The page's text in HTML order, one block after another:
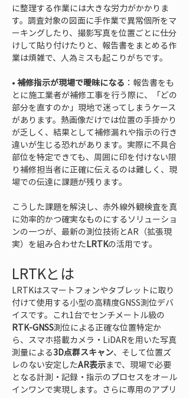
に整理する作業には大きな労力がかかりま
す。調査対象の図面に手作業で異常個所をマ
ーキングしたり、撮影写真を位置ごとに仕分
けして貼り付けたりと、報告書をまとめる作
• 補修指示が現場で曖昧になる ：報告書をも
とに施工業者が補修工事を行う際に、「どの
部分を直すのか」現地で迷ってしまうケース
があります。熱画像だけでは位置の手掛かり
が乏しく、結果として補修漏れや指示の行き
違いが生じる恐れがあります。実際に不具合
部位を特定できても、周囲に印を付けない限
り補修担当者に正確に伝えるのは難しく、現
場での伝達に課題が残ります。
こうした課題を解決し、赤外線外観検査を真
に効率的かつ確実なものにするソリューショ
ンの一つが、最新の測位技術とAR（拡張現
実）を組み合わせたLRTKの活用です。
LRTKとは
LRTKはスマートフォンやタブレットに取り
付けて使用する小型の高精度GNSS測位デバ
イスです。これ1台でセンチメートル級の
RTK-GNSS測位による正確な位置特定か
ら、スマホ搭載カメラ・LiDARを用いた写真
測量による3D点群スキャン、そして位置ズ
レのない安定したAR表示まで、現場で必要
となる計測・記録・指示のプロセスをオール
インワンで実現します。さらに専用のアプリ